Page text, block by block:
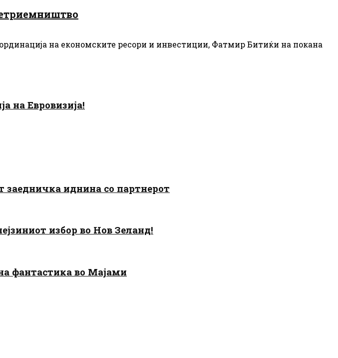
на економските ресори и инвестиции, Фатмир Битиќи на покана
на Евровизија!
заедничка иднина со партнерот
избор во Нов Зеланд!
фантастика во Мајами